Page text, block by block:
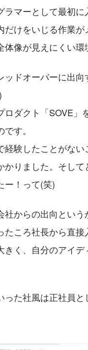
ラマーとして最初
だけをいじる作業
体像が見えにくい環
ッドオーバーに出
ロダクト「SOVE」
す。
経験したことがな
かりました。そし
ー！って(笑)
社からの出向とい
たころ社長から直
きく、自分のアイ
った社風は正社員